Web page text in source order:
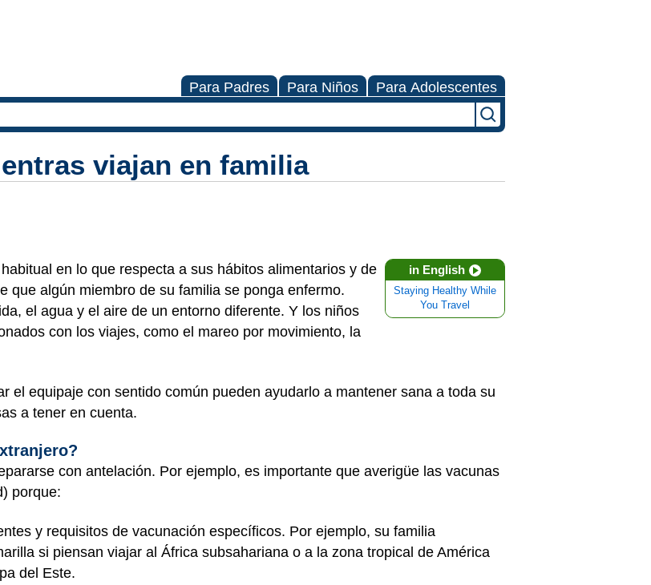
Para Padres Para Niños Para Adolescentes
viajan en familia
in English
Staying Healthy While
You Travel
en lo que respecta a sus hábitos alimentarios y de
que algún miembro de su familia se ponga enfermo.
el agua y el aire de un entorno diferente. Y los niños
con los viajes, como el mareo por movimiento, la
el equipaje con sentido común pueden ayudarlo a mantener sana a toda su
a tener en cuenta.
con antelación. Por ejemplo, es importante que averigüe las vacunas
porque:
y requisitos de vacunación específicos. Por ejemplo, su familia
si piensan viajar al África subsahariana o a la zona tropical de América
del Este.